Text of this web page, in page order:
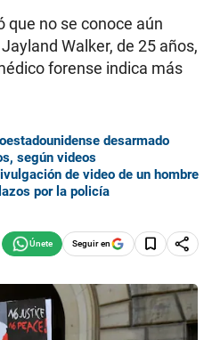
que no se conoce aún
Walker, de 25 años,
forense indica más
desarmado
según videos
de video de un hombre
por la policía
Seguir en